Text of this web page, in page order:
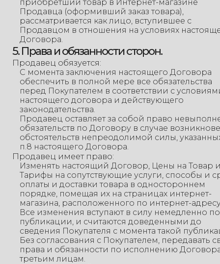
приобретший товар в Интернет-магазине
Продавца (оформивший заказ товара),
рассматривается как лицо, вступившее с
Продавцом в отношения на условиях
Договора.
5. Права и обязанности сторон.
Продавец обязуется:
С момента заключения настоящего Договора
обеспечить в полной мере все обязательства
перед Покупателем в соответствии с
настоящего договора и действующего
законодательства.
Продавец оставляет за собой право
обязательств по Договору в случае
обстоятельств непреодолимой силы,
п.8 настоящего Договора.
Продавец имеет право:
Изменять настоящий Договор, Цены на Товар
Тарифы на сопутствующие услуги, способы и
оплаты и доставки товара в одностороннем
порядке, помещая их на страницах интернет-
магазина, расположенного по интернет-
Все изменения вступают в силу немедленно
публикации, и считаются доведенными до
сведения Покупателя с момента такой
Без согласования с Покупателем, передавать
права и обязанности по исполнению
третьим лицам.